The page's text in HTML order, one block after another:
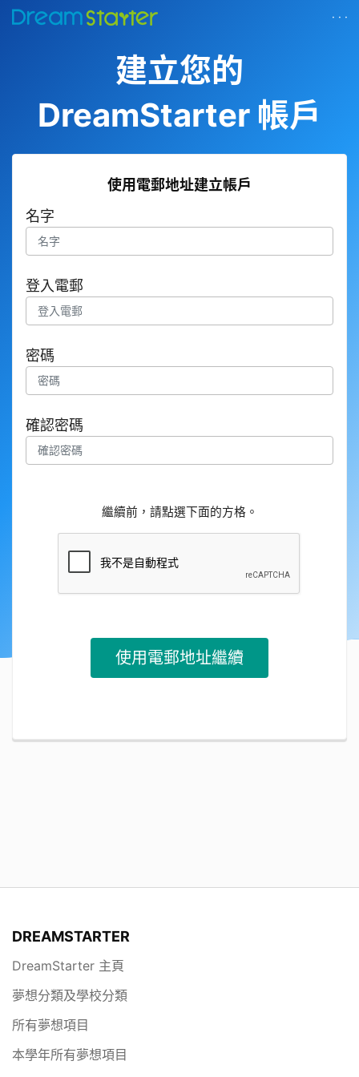
· · ·
建立您的
DreamStarter 帳戶
使用電郵地址建立帳戶
名字
登入電郵
密碼
確認密碼
繼續前，請點選下面的方格。
DREAMSTARTER
DreamStarter 主頁
夢想分類及學校分類
所有夢想項目
本學年所有夢想項目